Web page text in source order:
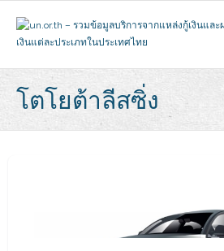
content
โตโยต้าลีสซิ่ง